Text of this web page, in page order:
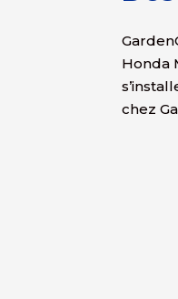
Honda
chez